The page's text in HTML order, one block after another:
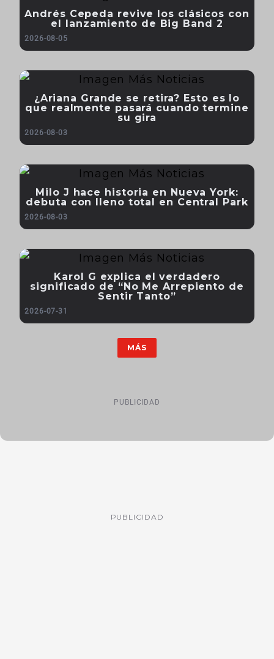
Andrés Cepeda revive los clásicos con
el lanzamiento de Big Band 2
2026-08-05
¿Ariana Grande se retira? Esto es lo
que realmente pasará cuando termine
su gira
2026-08-03
Milo J hace historia en Nueva York:
debuta con lleno total en Central Park
2026-08-03
Karol G explica el verdadero
significado de “No Me Arrepiento de
Sentir Tanto”
2026-07-31
MÁS
PUBLICIDAD
PUBLICIDAD